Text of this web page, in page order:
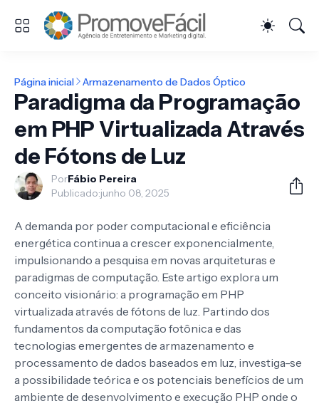
Página inicial Armazenamento de Dados Óptico
Paradigma da Programação
em PHP Virtualizada Através
de Fótons de Luz
PorFábio Pereira
Publicado:junho 08, 2025
A demanda por poder computacional e eficiência
energética continua a crescer exponencialmente,
impulsionando a pesquisa em novas arquiteturas e
paradigmas de computação. Este artigo explora um
conceito visionário: a programação em PHP
virtualizada através de fótons de luz. Partindo dos
fundamentos da computação fotônica e das
tecnologias emergentes de armazenamento e
processamento de dados baseados em luz, investiga-se
a possibilidade teórica e os potenciais benefícios de um
ambiente de desenvolvimento e execução PHP onde o